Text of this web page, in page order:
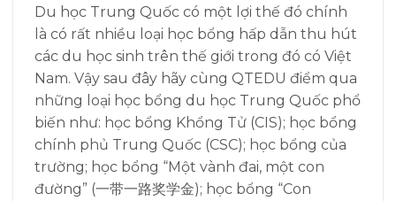
Du học Trung Quốc có một lợi thế đó chính
là có rất nhiều loại học bổng hấp dẫn thu hút
các du học sinh trên thế giới trong đó có Việt
Nam. Vậy sau đây hãy cùng QTEDU điểm qua
những loại học bổng du học Trung Quốc phổ
biến như: học bổng Khổng Tử (CIS); học bổng
chính phủ Trung Quốc (CSC); học bổng của
trường; học bổng “Một vành đai, một con
đường” (一带一路奖学金); học bổng “Con